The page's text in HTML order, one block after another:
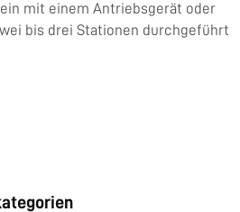
mit einem Antriebsgerät oder
bis drei Stationen durchgeführt